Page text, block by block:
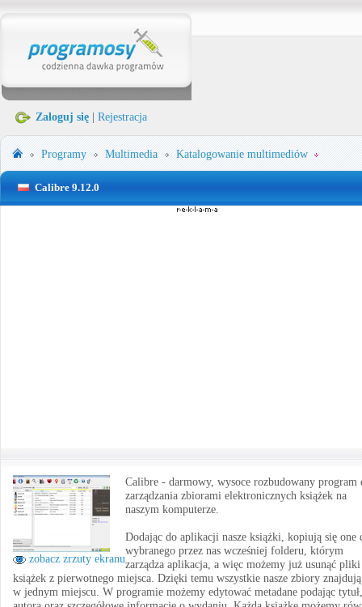
Zaloguj się Rejestracja
Programy Multimedia Katalogowanie multimediów
Calibre 9.12.0
zobacz zrzuty ekranu
Calibre - darmowy, wysoce rozbudowany program
zarządzania zbiorami elektronicznych książek na
naszym komputerze.
Dodając do aplikacji nasze książki, kopiują się one
wybranego przez nas wcześniej folderu, którym
zarządza aplikacja, a więc możemy już usunąć pliki
książek z pierwotnego miejsca. Dzięki temu wszystkie nasze zbiory
w jednym miejscu. W programie możemy edytować metadane podając tytuł,